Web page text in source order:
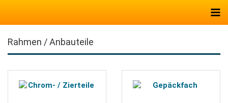
Rahmen / Anbauteile